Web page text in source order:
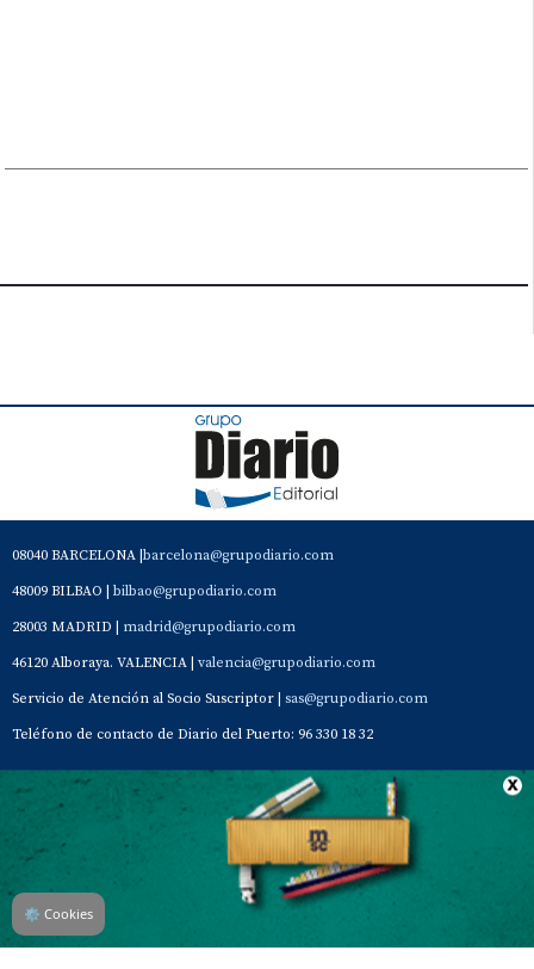
08040 BARCELONA | barcelona@grupodiario.com
48009 BILBAO | bilbao@grupodiario.com
28003 MADRID | madrid@grupodiario.com
46120 Alboraya. VALENCIA | valencia@grupodiario.com
Servicio de Atención al Socio Suscriptor | sas@grupodiario.com
Teléfono de contacto de Diario del Puerto: 96 330 18 32
Contacto Aviso Legal Quiénes somos Política de privacidad
⚙ Cookies